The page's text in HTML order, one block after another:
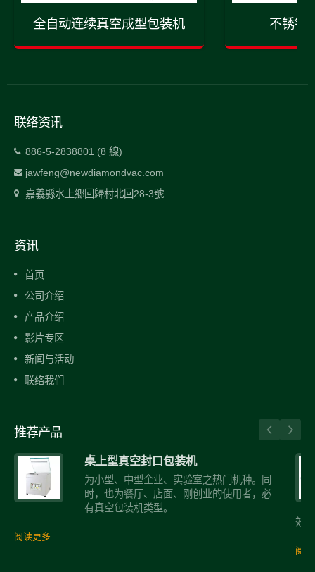
全自动连续真空成型包装机 不锈钢
联络资讯
886-5-2838801 (8 線)
jawfeng@newdiamondvac.com
嘉義縣水上鄉回歸村北回28-3號
资讯
首页
公司介绍
产品介绍
影片专区
新闻与活动
联络我们
推荐产品
桌上型真空封口包装机
为小型、中型企业、实验室之热门机种。同
时，也为餐厅、店面、刚创业的使用者，必
有真空包装机类型。
阅读更多
效
阅